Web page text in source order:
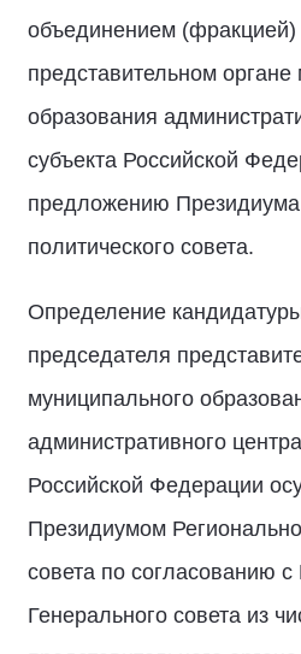
объединением (фракцией)
представительном
образования
субъекта Российской
предложению Президиума
политического совета.
Определение
председателя
муниципального
административного
Российской Федерации
Президиумом
совета по согласованию
Генерального совета из